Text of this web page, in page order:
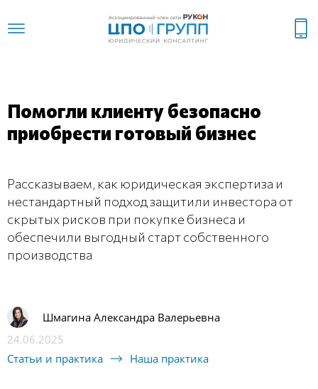
Помогли клиенту безопасно
приобрести готовый бизнес
Рассказываем, как юридическая экспертиза и
нестандартный подход защитили инвестора от
скрытых рисков при покупке бизнеса и
обеспечили выгодный старт собственного
производства
Шмагина Александра Валерьевна
24.06.2025
Статьи и практика
Наша практика